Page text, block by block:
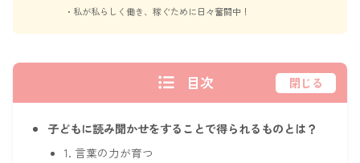
・私が私らしく働き、稼ぐために日々奮闘中！
目次 閉じる
子どもに読み聞かせをすることで得られるものとは？
1. 言葉の力が育つ